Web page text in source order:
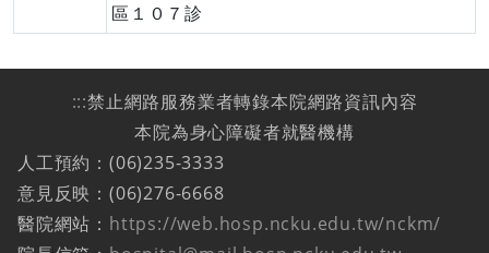
區１０７診
:::禁止網路服務業者轉錄本院網路資訊內容
本院為身心障礙者就醫機構
人工預約：(06)235-3333
意見反映：(06)276-6668
醫院網站： https://web.hosp.ncku.edu.tw/nckm/